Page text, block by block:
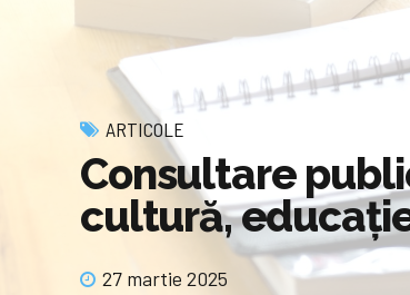
ARTICOLE
Consultare
cultură,
27 martie 2025